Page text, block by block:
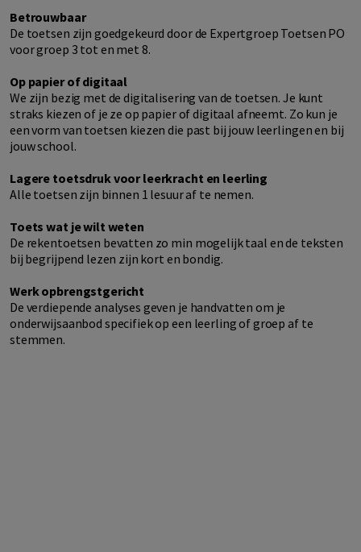
Betrouwbaar
De toetsen zijn goedgekeurd door de Expertgroep Toetsen PO
voor groep 3 tot en met 8.
Op papier of digitaal
We zijn bezig met de digitalisering van de toetsen. Je kunt
straks kiezen of je ze op papier of digitaal afneemt. Zo kun je
een vorm van toetsen kiezen die past bij jouw leerlingen en bij
jouw school.
Lagere toetsdruk voor leerkracht en leerling
Alle toetsen zijn binnen 1 lesuur af te nemen.
Toets wat je wilt weten
De rekentoetsen bevatten zo min mogelijk taal en de teksten
bij begrijpend lezen zijn kort en bondig.
Werk opbrengstgericht
De verdiepende analyses geven je handvatten om je
onderwijsaanbod specifiek op een leerling of groep af te
stemmen.